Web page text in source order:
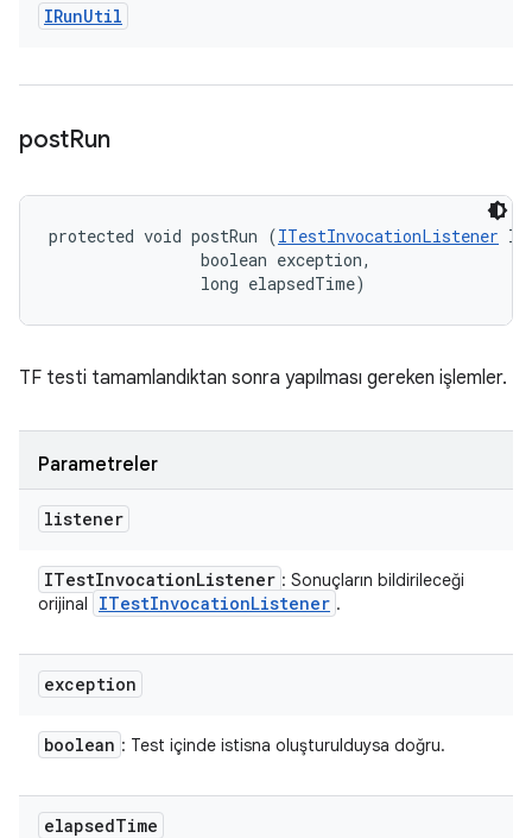
IRunUtil
postRun
protected void postRun (ITestInvocationListener
                boolean exception,
                long elapsedTime)
TF testi tamamlandıktan sonra yapılması gereken işlemler.
Parametreler
listener
ITestInvocationListener : Sonuçların bildirileceği
orijinal
ITestInvocationListener .
exception
boolean : Test içinde istisna oluşturulduysa doğru.
elapsedTime